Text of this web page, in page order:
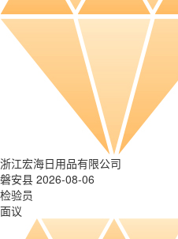
浙江宏海日用品有限公司
磐安县 2026-08-06
检验员
面议